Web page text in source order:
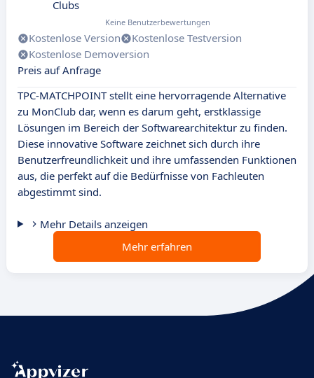
Clubs
Keine Benutzerbewertungen
Kostenlose Version
Kostenlose Testversion
Kostenlose Demoversion
Preis auf Anfrage
TPC-MATCHPOINT stellt eine hervorragende Alternative
zu MonClub dar, wenn es darum geht, erstklassige
Lösungen im Bereich der Softwarearchitektur zu finden.
Diese innovative Software zeichnet sich durch ihre
Benutzerfreundlichkeit und ihre umfassenden Funktionen
aus, die perfekt auf die Bedürfnisse von Fachleuten
abgestimmt sind.
Mehr Details anzeigen
Mehr erfahren